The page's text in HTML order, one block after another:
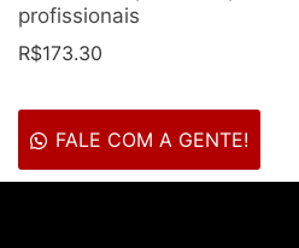
profissionais
R$173.30
FALE COM A GENTE!